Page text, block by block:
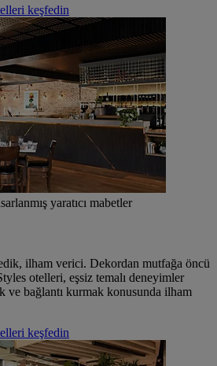
keşfedin
yaratıcı mabetler
ilham verici. Dekordan mutfağa öncü
otelleri, eşsiz temalı deneyimler
ve bağlantı kurmak konusunda ilham
keşfedin